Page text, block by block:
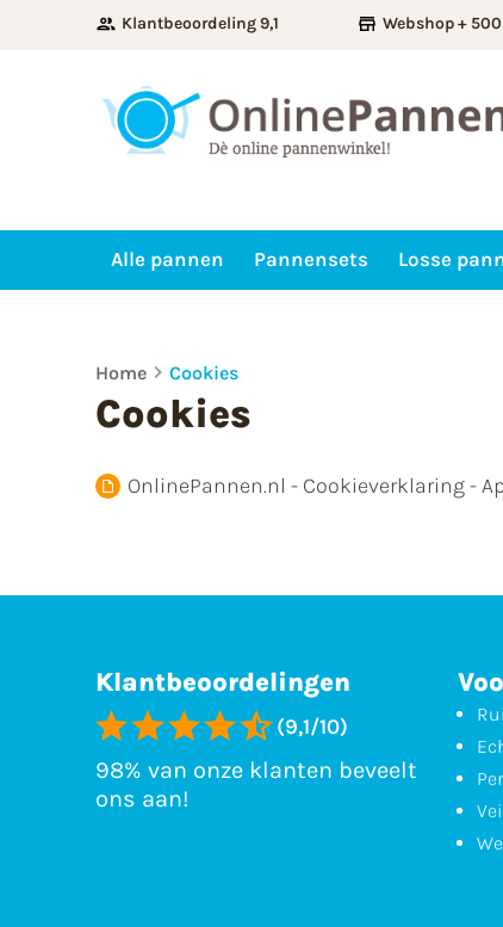
Klantbeoordeling 9,1 Webshop +
Alle pannen Pannensets Losse
Home Cookies
Cookies
OnlinePannen.nl - Cookieverklaring -
Klantbeoordelingen
(9,1/10)
98% van onze klanten beveelt
ons aan!